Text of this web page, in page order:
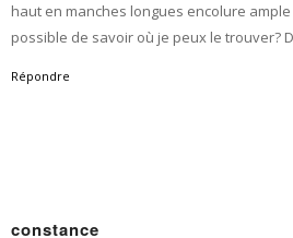
haut en manches longues encolure
possible de savoir où je peux le trouver?
Répondre
constance